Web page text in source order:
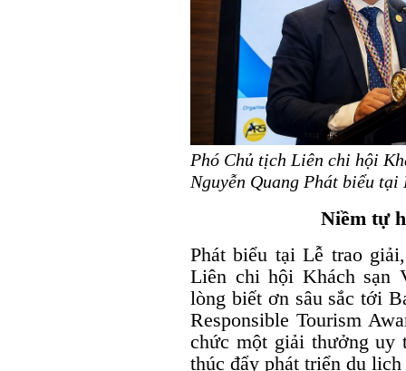
Phó Chủ tịch Liên chi hội
Nguyễn Quang Phát biểu
Niềm tự
Phát biểu tại Lễ trao
Liên chi hội Khách sạn
lòng biết ơn sâu sắc tới
Responsible Tourism
chức một giải thưởng uy
thúc đẩy phát triển du